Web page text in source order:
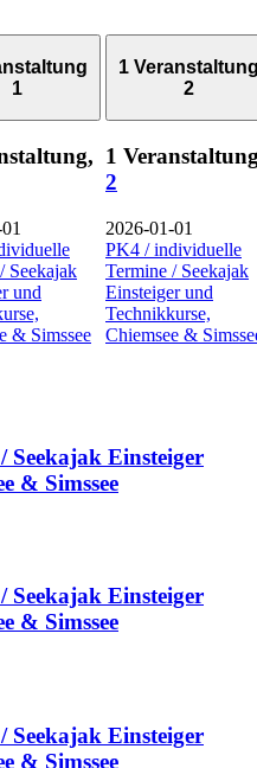
1
Seekajak
und
& Simssee
1
2
1
2
2026-01-01
PK4 / individuelle
Termine / Seekajak
Einsteiger und
Technikkurse,
Chiemsee &
Seekajak Einsteiger
& Simssee
Seekajak Einsteiger
& Simssee
Seekajak Einsteiger
& Simssee